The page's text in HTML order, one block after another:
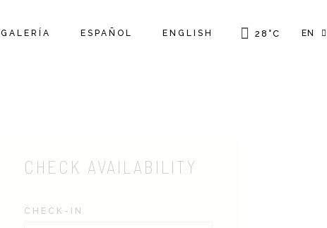
GALERÍA ESPAÑOL ENGLISH 28 °C EN
CHECK AVAILABILITY
CHECK-IN